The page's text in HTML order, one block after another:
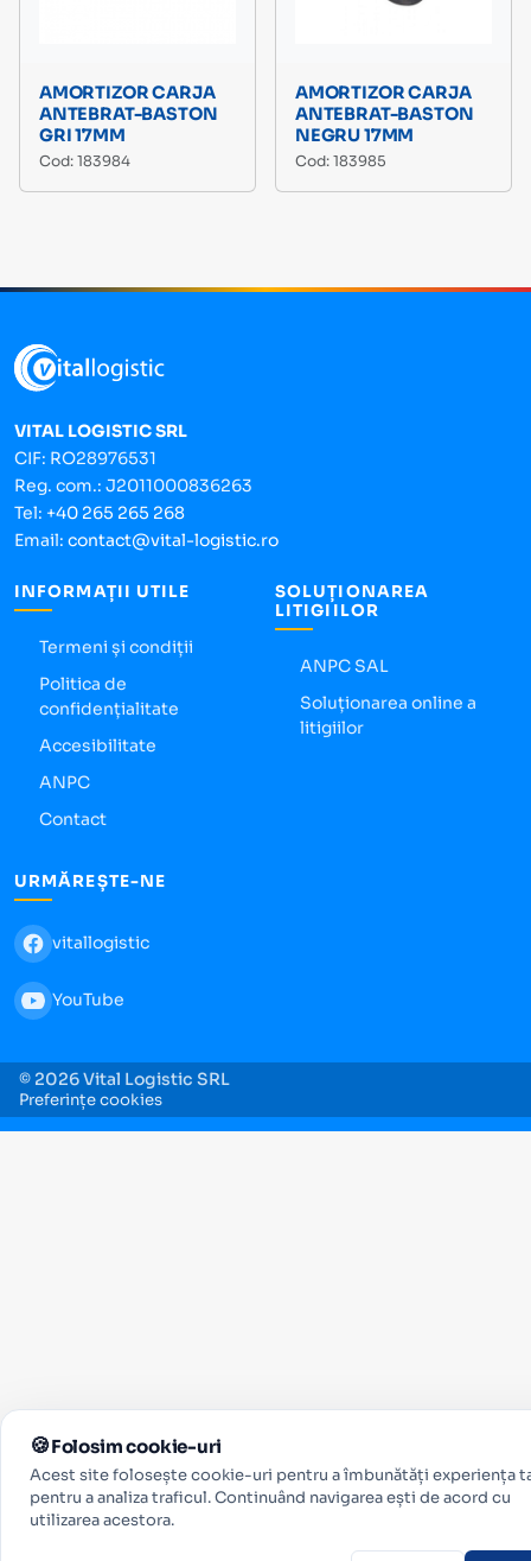
AMORTIZOR CARJA
ANTEBRAT-BASTON
GRI 17MM
Cod: 183984
AMORTIZOR CARJA
ANTEBRAT-BASTON
NEGRU 17MM
Cod: 183985
VITAL LOGISTIC SRL
CIF: RO28976531
Reg. com.: J2011000836263
Tel: +40 265 265 268
Email: contact@vital-logistic.ro
INFORMAȚII UTILE
Termeni și condiții
Politica de
confidențialitate
Accesibilitate
ANPC
Contact
SOLUȚIONAREA
LITIGIILOR
ANPC SAL
Soluționarea online a
litigiilor
URMĂREȘTE-NE
vitallogistic
YouTube
© 2026 Vital Logistic SRL
Preferințe cookies
Folosim cookie-uri
Acest site folosește cookie-uri pentru a îmbunătăți experiența
pentru a analiza traficul. Continuând navigarea ești de acord cu
utilizarea acestora.